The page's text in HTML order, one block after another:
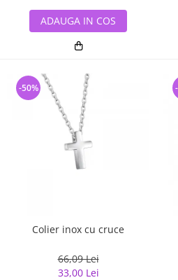
ADAUGA IN COS
Colier inox cu cruce
66,09 Lei
33,00 Lei
-50%